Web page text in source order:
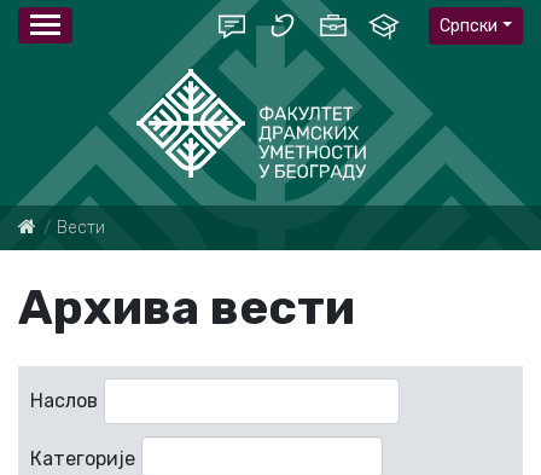
Српски
Вести
Архива вести
Наслов
Категорије